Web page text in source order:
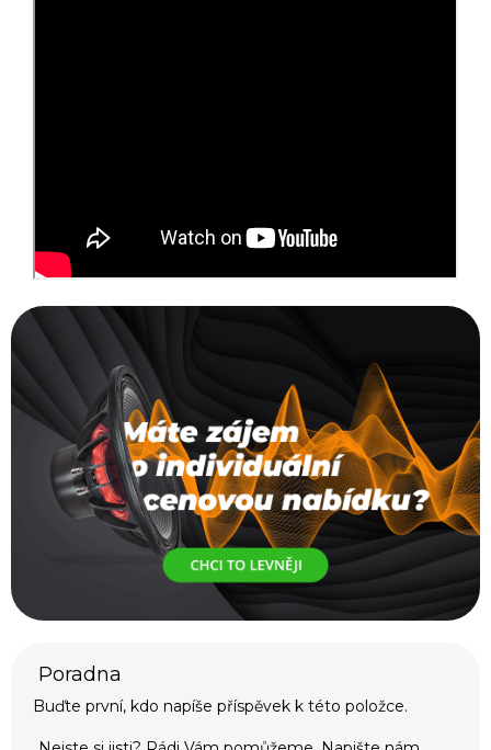
Buďte první, kdo napíše příspěvek k této položce.